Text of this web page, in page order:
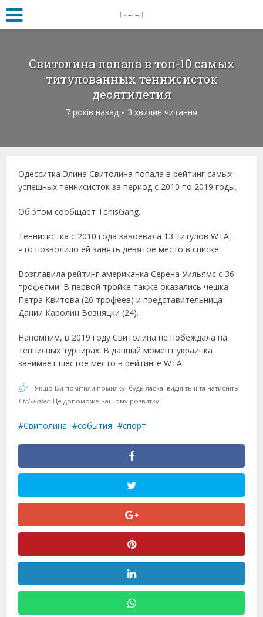
Свитолина попала в топ-10 самых
титулованных теннисисток
десятилетия
7 років назад 3 хвилин читання
Одесситка Элина Свитолина попала в рейтинг самых
успешных теннисисток за период с 2010 по 2019 годы.
Об этом сообщает TenisGang.
Теннисистка с 2010 года завоевала 13 титулов WTA,
что позволило ей занять девятое место в списке.
Возглавила рейтинг американка Серена Уильямс с 36
трофеями. В первой тройке также оказались чешка
Петра Квитова (26 трофеев) и представительница
Дании Каролин Возняцки (24).
Напомним, в 2019 году Свитолина не побеждала на
теннисных турнирах. В данный момент украинка
занимает шестое место в рейтинге WTA.
Якщо Ви помітили помилку, будь ласка, виділіть її та натисніть
Ctrl+Enter. Це допоможе нашому розвитку!
Свитолина события спорт